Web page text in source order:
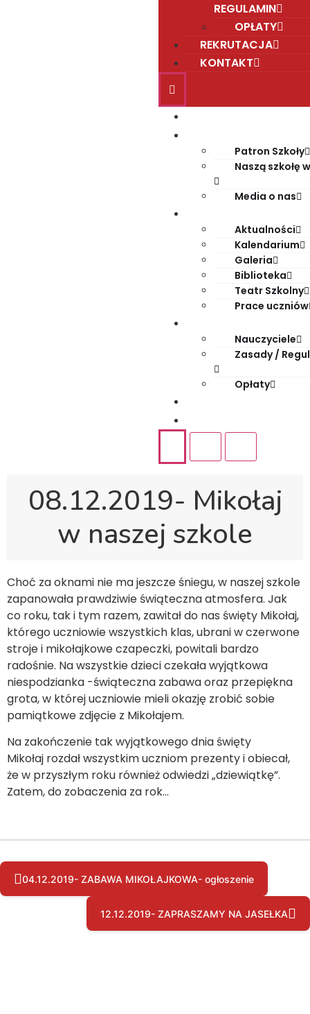
REGULAMIN
OPŁATY
REKRUTACJA
KONTAKT
Patron Szkoły
Naszą szkołę
Media o nas
Aktualności
Kalendarium
Galeria
Biblioteka
Teatr Szkolny
Prace uczniów
Nauczyciele
Zasady /
Opłaty
08.12.2019- Mikołaj
w naszej szkole
Choć za oknami nie ma jeszcze śniegu, w naszej szkole
zapanowała prawdziwie świąteczna atmosfera. Jak
co roku, tak i tym razem, zawitał do nas święty Mikołaj,
którego uczniowie wszystkich klas, ubrani w czerwone
stroje i mikołajkowe czapeczki, powitali bardzo
radośnie. Na wszystkie dzieci czekała wyjątkowa
niespodzianka -świąteczna zabawa oraz przepiękna
grota, w której uczniowie mieli okazję zrobić sobie
pamiątkowe zdjęcie z Mikołajem.
Na zakończenie tak wyjątkowego dnia święty
Mikołaj rozdał wszystkim uczniom prezenty i obiecał,
że w przyszłym roku również odwiedzi „dziewiątkę”.
Zatem, do zobaczenia za rok…
04.12.2019- ZABAWA MIKOŁAJKOWA- ogłoszenie
12.12.2019- ZAPRASZAMY NA JASEŁKA